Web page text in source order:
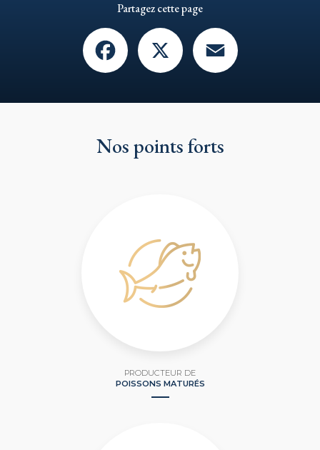
Partagez cette page
Facebook
Nos points forts
PRODUCTEUR DE
POISSONS MATURÉS